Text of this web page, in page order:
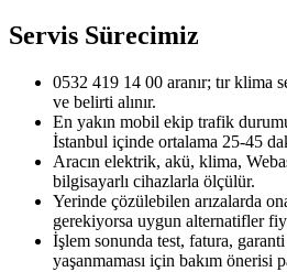
Servis Sürecimiz
0532 419 14 00 aranır; tır klima
ve belirti alınır.
En yakın mobil ekip trafik
İstanbul içinde ortalama 25-45
Aracın elektrik, akü, klima,
bilgisayarlı cihazlarla ölçülür.
Yerinde çözülebilen arızalarda
gerekiyorsa uygun alternatifler
İşlem sonunda test, fatura,
yaşanmaması için bakım önerisi